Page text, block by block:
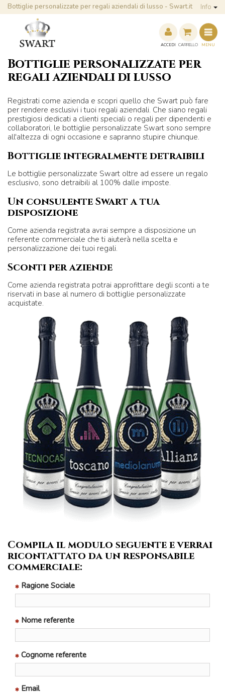
Bottiglie personalizzate per regali aziendali di lusso - Swart.it Info
ACCEDI CARRELLO MENU
Bottiglie personalizzate per
regali aziendali di lusso
Registrati come azienda e scopri quello che Swart può fare
per rendere esclusivi i tuoi regali aziendali. Che siano regali
prestigiosi dedicati a clienti speciali o regali per dipendenti e
collaboratori, le bottiglie personalizzate Swart sono sempre
all'altezza di ogni occasione e sapranno stupire chiunque.
Bottiglie integralmente detraibili
Le bottiglie personalizzate Swart oltre ad essere un regalo
esclusivo, sono detraibili al 100% dalle imposte.
Un consulente Swart a tua
disposizione
Come azienda registrata avrai sempre a disposizione un
referente commerciale che ti aiuterà nella scelta e
personalizzazione dei tuoi regali.
Sconti per aziende
Come azienda registrata potrai approfittare degli sconti a te
riservati in base al numero di bottiglie personalizzate
acquistate.
Compila il modulo seguente e verrai
ricontattato da un responsabile
commerciale:
Ragione Sociale
Nome referente
Cognome referente
Email